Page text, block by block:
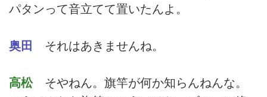
パタンって音立てて置いたんよ。
奥田 それはあきませんね。
高松そやねん。旗竿が何か知らんねんな。